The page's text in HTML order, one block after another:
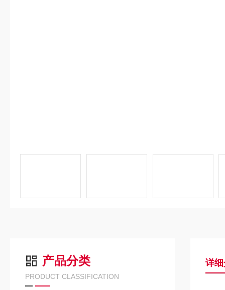
产品分类
PRODUCT CLASSIFICATION
详